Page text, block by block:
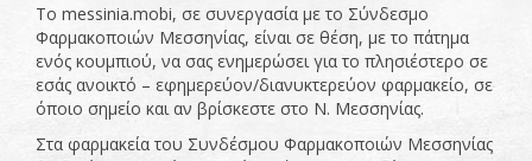
Το messinia.mobi, σε συνεργασία με το Σύνδεσμο
Φαρμακοποιών Μεσσηνίας, είναι σε θέση, με το πάτημα
ενός κουμπιού, να σας ενημερώσει για το πλησιέστερο σε
εσάς ανοικτό – εφημερεύον/διανυκτερεύον φαρμακείο, σε
όποιο σημείο και αν βρίσκεστε στο Ν. Μεσσηνίας.
Στα φαρμακεία του Συνδέσμου Φαρμακοποιών Μεσσηνίας